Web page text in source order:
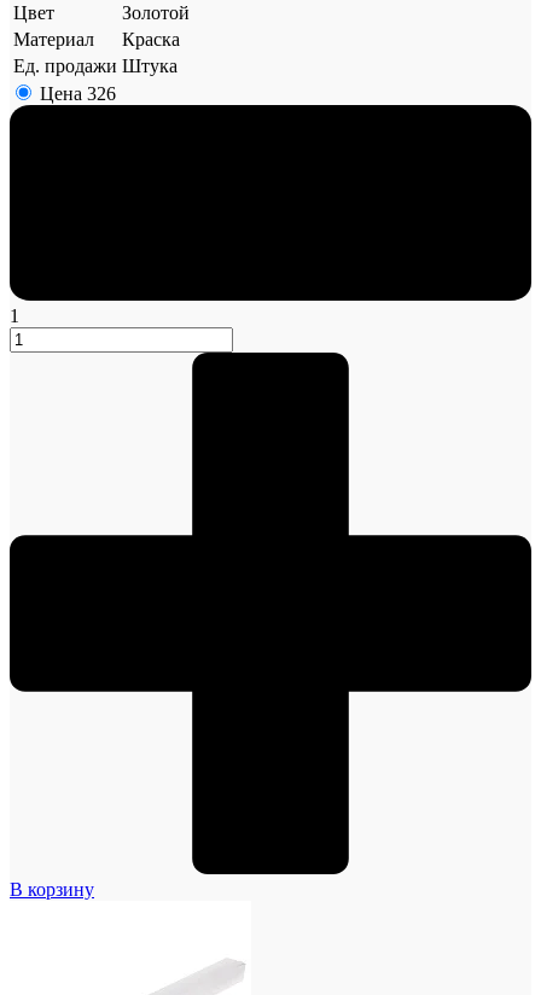
Цвет
Золотой
Материал
Краска
Ед. продажи Штука
Цена 326
1
В корзину